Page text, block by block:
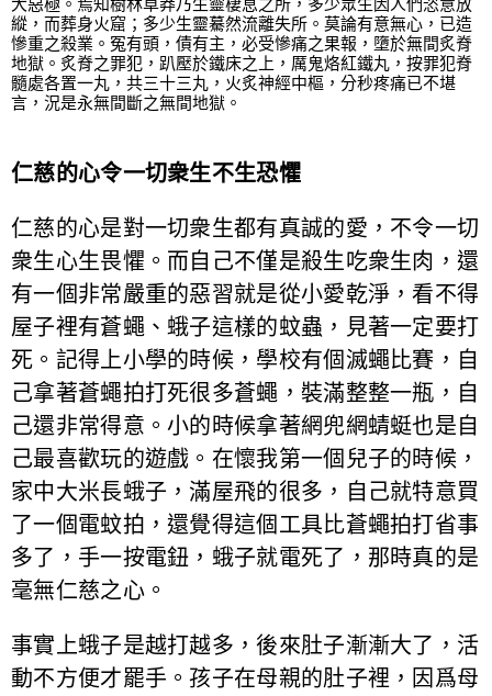
大惡極。焉知樹林草莽乃生靈棲息之所，多少眾生因人們恣意放
縱，而葬身火窟；多少生靈驀然流離失所。莫論有意無心，已造
慘重之殺業。冤有頭，債有主，必受慘痛之果報，墮於無間炙脊
地獄。炙脊之罪犯，趴壓於鐵床之上，厲鬼烙紅鐵丸，按罪犯脊
髓處各置一丸，共三十三丸，火炙神經中樞，分秒疼痛已不堪
言，況是永無間斷之無間地獄。
仁慈的心令一切衆生不生恐懼
仁慈的心是對一切衆生都有真誠的愛，不令一切
衆生心生畏懼。而自己不僅是殺生吃衆生肉，還
有一個非常嚴重的惡習就是從小愛乾淨，看不得
屋子裡有蒼蠅、蛾子這樣的蚊蟲，見著一定要打
死。記得上小學的時候，學校有個滅蠅比賽，自
己拿著蒼蠅拍打死很多蒼蠅，裝滿整整一瓶，自
己還非常得意。小的時候拿著網兜網蜻蜓也是自
己最喜歡玩的遊戲。在懷我第一個兒子的時候，
家中大米長蛾子，滿屋飛的很多，自己就特意買
了一個電蚊拍，還覺得這個工具比蒼蠅拍打省事
多了，手一按電鈕，蛾子就電死了，那時真的是
毫無仁慈之心。
事實上蛾子是越打越多，後來肚子漸漸大了，活
動不方便才罷手。孩子在母親的肚子裡，因爲母